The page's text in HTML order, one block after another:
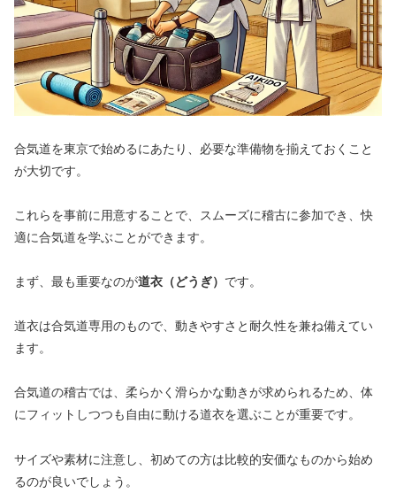
合気道を東京で始めるにあたり、必要な準備物を揃えておくこと
が大切です。
これらを事前に用意することで、スムーズに稽古に参加でき、快
適に合気道を学ぶことができます。
まず、最も重要なのが道衣（どうぎ） です。
道衣は合気道専用のもので、動きやすさと耐久性を兼ね備えてい
ます。
合気道の稽古では、柔らかく滑らかな動きが求められるため、体
にフィットしつつも自由に動ける道衣を選ぶことが重要です。
サイズや素材に注意し、初めての方は比較的安価なものから始め
るのが良いでしょう。